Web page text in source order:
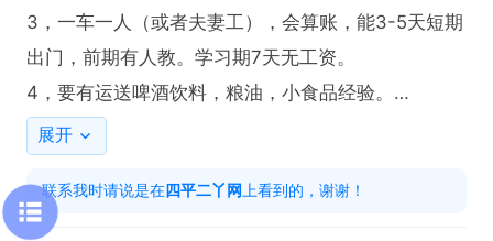
3，一车一人（或者夫妻工），会算账，能3-5天短期
出门，前期有人教。学习期7天无工资。
4，要有运送啤酒饮料，粮油，小食品经验。
5.主要销售五金日杂类产品，需要自己装卸车，3天一
薪资待遇：提成工资一车货一结账，大概月入7000-1
0000
展开
联系我时请说是在四平二丫网 上看到的，谢谢！